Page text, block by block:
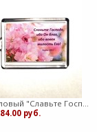
Брелок акриловый "Славьте Господа ибо Он благ" (ТС)
84.00 руб.